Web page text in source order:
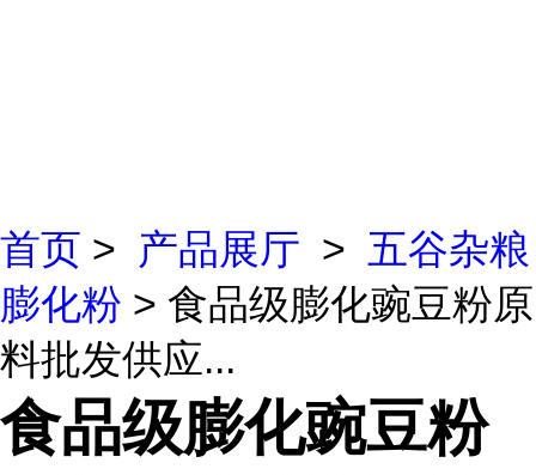
首页 > 产品展厅 > 五谷杂粮
膨化粉 > 食品级膨化豌豆粉原
料批发供应...
食品级膨化豌豆粉